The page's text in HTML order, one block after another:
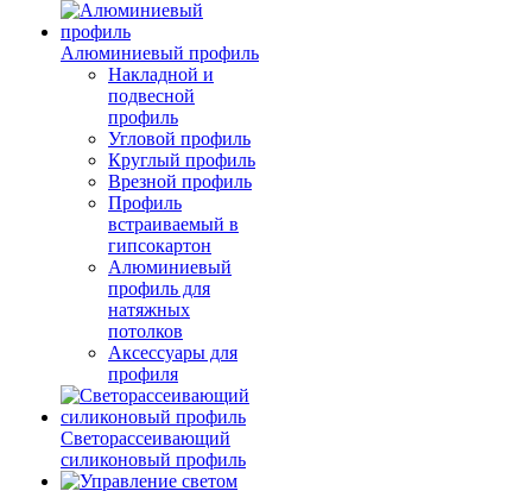
Алюминиевый профиль
Накладной и
подвесной
профиль
Угловой профиль
Круглый профиль
Врезной профиль
Профиль
встраиваемый в
гипсокартон
Алюминиевый
профиль для
натяжных
потолков
Аксессуары для
профиля
Светорассеивающий
силиконовый профиль